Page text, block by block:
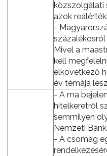
közszolgálati
azok
-
Mivel a
kell
elkövetkező
év témája
- A ma
hitelkeretről
semmilyen
Nemzeti
- A csomag